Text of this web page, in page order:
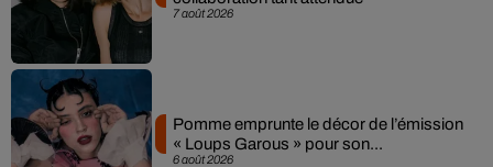
7 août 2026
6 août 2026
Pomme emprunte le décor de l’émission
« Loups Garous » pour son...